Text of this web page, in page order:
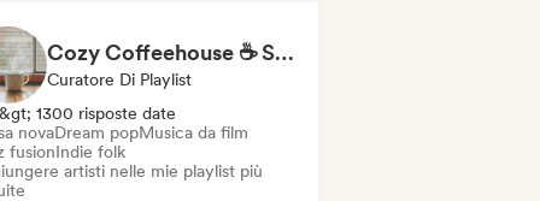
Cozy Coffeehouse ☕ Singer-Songwriter, Indie Folk & Acoustic
Curatore Di Playlist
&gt; 1300 risposte date
novaDream popMusica da film
fusionIndie folk
artisti nelle mie playlist più